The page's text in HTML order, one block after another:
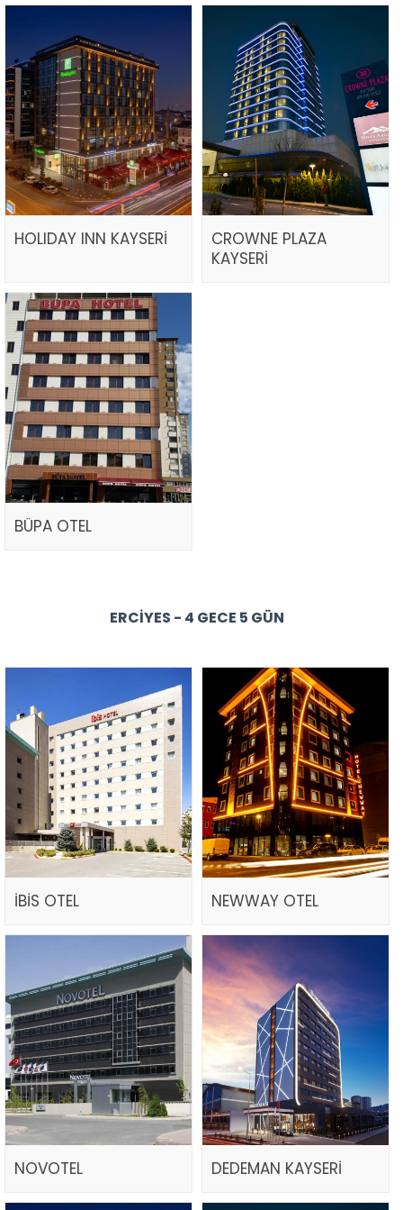
HOLIDAY INN KAYSERİ
CROWNE PLAZA
KAYSERİ
BÜPA OTEL
ERCIYES - 4 GECE 5 GÜN
İBİS OTEL NEWWAY OTEL
NOVOTEL DEDEMAN KAYSERİ